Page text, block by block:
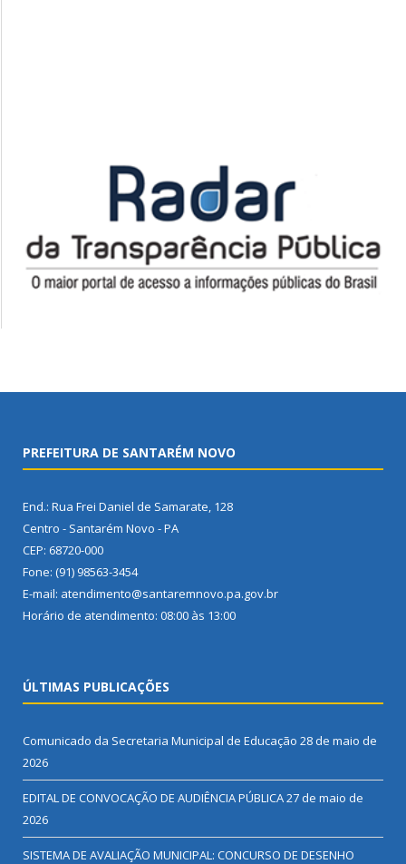
PREFEITURA DE SANTARÉM NOVO
End.: Rua Frei Daniel de Samarate, 128
Centro - Santarém Novo - PA
CEP: 68720-000
Fone: (91) 98563-3454
E-mail: atendimento@santaremnovo.pa.gov.br
Horário de atendimento: 08:00 às 13:00
ÚLTIMAS PUBLICAÇÕES
Comunicado da Secretaria Municipal de Educação 28 de maio de
2026
EDITAL DE CONVOCAÇÃO DE AUDIÊNCIA PÚBLICA27 de maio de
2026
SISTEMA DE AVALIAÇÃO MUNICIPAL: CONCURSO DE DESENHO